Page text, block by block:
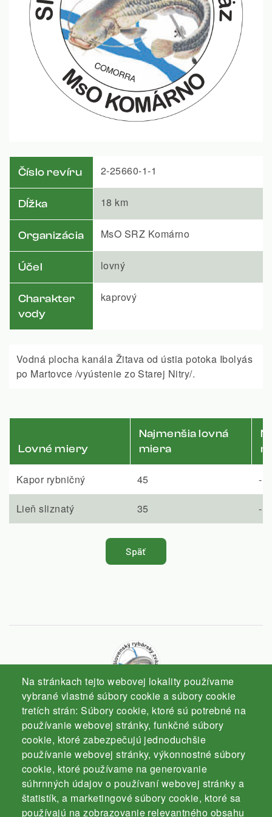
Číslo revíru 2-25660-1-1
Dĺžka 18 km
Organizácia MsO SRZ Komárno
Účel lovný
Charakter
vody
kaprový
Vodná plocha kanála Žitava od ústia potoka Ibolyás
po Martovce /vyústenie zo Starej Nitry/.
Lovné miery
Najmenšia lovná
miera
Kapor rybničný 45 -
Lieň sliznatý 35 -
Späť
Na stránkach tejto webovej lokality používame
vybrané vlastné súbory cookie a súbory cookie
tretích strán: Súbory cookie, ktoré sú potrebné na
používanie webovej stránky, funkčné súbory
cookie, ktoré zabezpečujú jednoduchšie
používanie webovej stránky, výkonnostné súbory
cookie, ktoré používame na generovanie
súhrnných údajov o používaní webovej stránky a
štatistík, a marketingové súbory cookie, ktoré sa
používajú na zobrazovanie relevantného obsahu
Slovenský rybársky zväz
Komárno